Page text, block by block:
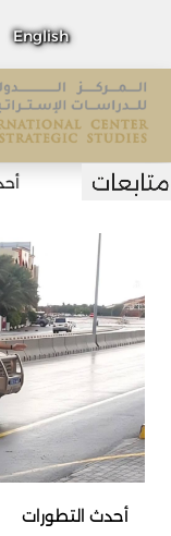
English
أحدث التطورات